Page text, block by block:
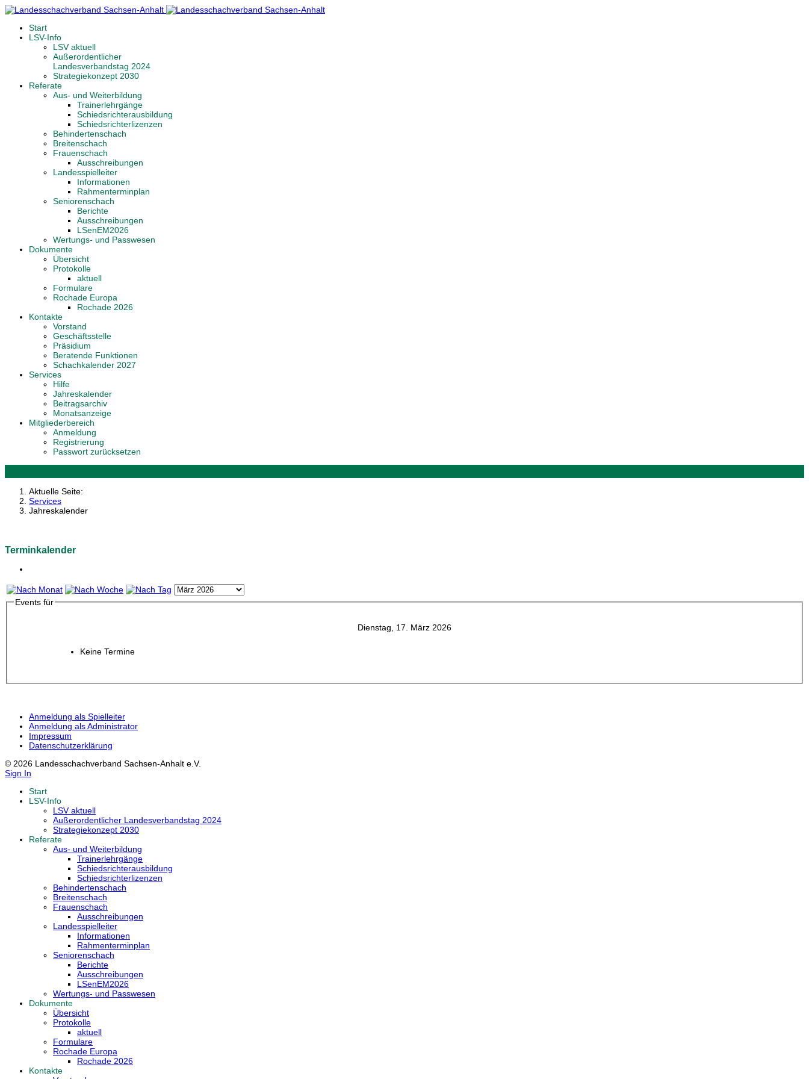
Start
LSV-Info
LSV aktuell
Außerordentlicher
Landesverbandstag 2024
Strategiekonzept 2030
Referate
Aus- und Weiterbildung
Trainerlehrgänge
Schiedsrichterausbildung
Schiedsrichterlizenzen
Behindertenschach
Breitenschach
Frauenschach
Ausschreibungen
Landesspielleiter
Informationen
Rahmenterminplan
Seniorenschach
Berichte
Ausschreibungen
LSenEM2026
Wertungs- und Passwesen
Dokumente
Übersicht
Protokolle
aktuell
Formulare
Rochade Europa
Rochade 2026
Kontakte
Vorstand
Geschäftsstelle
Präsidium
Beratende Funktionen
Schachkalender 2027
Services
Hilfe
Jahreskalender
Beitragsarchiv
Monatsanzeige
Mitgliederbereich
Anmeldung
Registrierung
Passwort zurücksetzen
Aktuelle Seite:
Services
Jahreskalender
Terminkalender
Events für
Dienstag, 17. März 2026
Keine Termine
Anmeldung als Spielleiter
Anmeldung als Administrator
Impressum
Datenschutzerklärung
© 2026 Landesschachverband Sachsen-Anhalt e.V.
Sign In
Start
LSV-Info
LSV aktuell
Außerordentlicher Landesverbandstag 2024
Strategiekonzept 2030
Referate
Aus- und Weiterbildung
Trainerlehrgänge
Schiedsrichterausbildung
Schiedsrichterlizenzen
Behindertenschach
Breitenschach
Frauenschach
Ausschreibungen
Landesspielleiter
Informationen
Rahmenterminplan
Seniorenschach
Berichte
Ausschreibungen
LSenEM2026
Wertungs- und Passwesen
Dokumente
Übersicht
Protokolle
aktuell
Formulare
Rochade Europa
Rochade 2026
Kontakte